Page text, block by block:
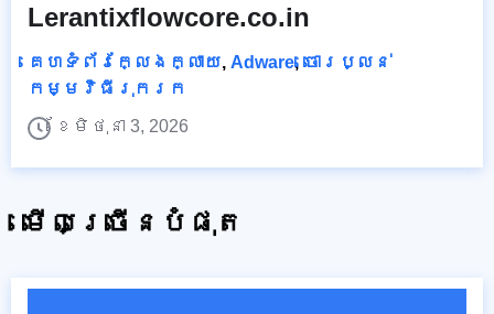
Lerantixflowcore.co.in
គេហទំព័រក្លែងក្លាយ, Adware, ចោរប្លន់
កម្មវិធីរុករក
ខែមិថុនា 3, 2026
មើលច្រើនបំផុត